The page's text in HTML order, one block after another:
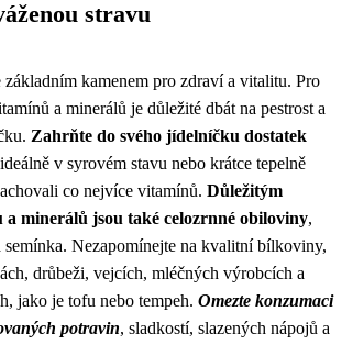
stravu
základním kamenem pro zdraví a vitalitu. Pro
a minerálů je důležité dbát na pestrost a
Zahrňte do svého jídelníčku dostatek
v syrovém stavu nebo krátce tepelně
co nejvíce vitamínů. Důležitým
minerálů jsou také celozrnné obiloviny,
semínka. Nezapomínejte na kvalitní bílkoviny,
drůbeži, vejcích, mléčných výrobcích a
jako je tofu nebo tempeh. Omezte konzumaci
potravin, sladkostí, slazených nápojů a